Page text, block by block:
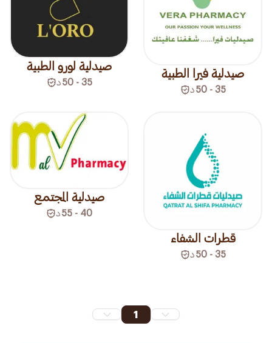
صيدلية فيرا الطبية
35 - 50 د
صيدلية لورو الطبية
35 - 50 د
قطرات الشفاء
35 - 50 د
صيدلية المجتمع
40 - 55 د
1